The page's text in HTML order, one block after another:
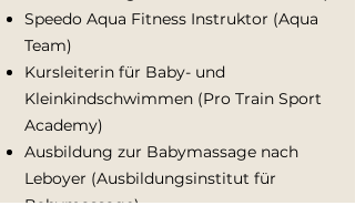
Speedo Aqua Fitness Instruktor (Aqua
Team)
Kursleiterin für Baby- und
Kleinkindschwimmen (Pro Train Sport
Academy)
Ausbildung zur Babymassage nach
Leboyer (Ausbildungsinstitut für
Babymassage)